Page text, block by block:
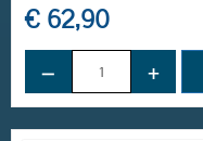
(1 avis)
€ 62,90
− +